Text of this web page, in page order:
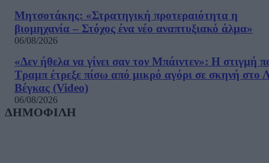
Μητσοτάκης: «Στρατηγική προτεραιότητα η
βιομηχανία – Στόχος ένα νέο αναπτυξιακό άλμα»
06/08/2026
«Δεν ήθελα να γίνει σαν τον Μπάιντεν»: Η στιγμή
Τραμπ έτρεξε πίσω από μικρό αγόρι σε σκηνή στο
Βέγκας (Video)
06/08/2026
ΔΗΜΟΦΙΛΗ